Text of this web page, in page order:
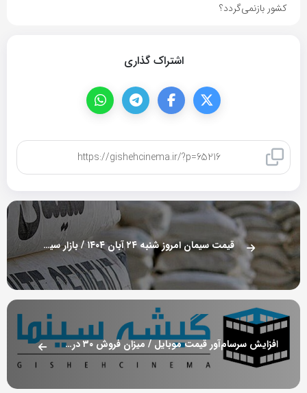
کشور بازنمی‌گردد؟
اشتراک گذاری
قیمت سیمان امروز شنبه ۲۴ آبان ۱۴۰۴ / بازار سیمان در آرامش
افزایش سرسام‌آور قیمت موبایل / میزان فروش ۳۰ درصد کاهش یافت